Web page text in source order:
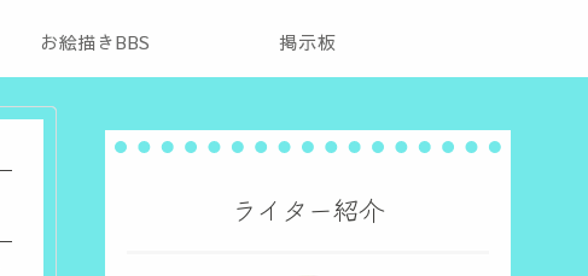
お絵描きBBS 掲示板
ライター紹介